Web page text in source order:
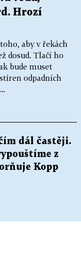
Hrozí
aby v řekách
dosud. Tlačí ho
bude muset
odpadních
dál častěji.
z
Kopp